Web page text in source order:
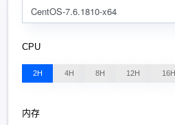
CPU
2H 4H 8H 12H 16H
内存